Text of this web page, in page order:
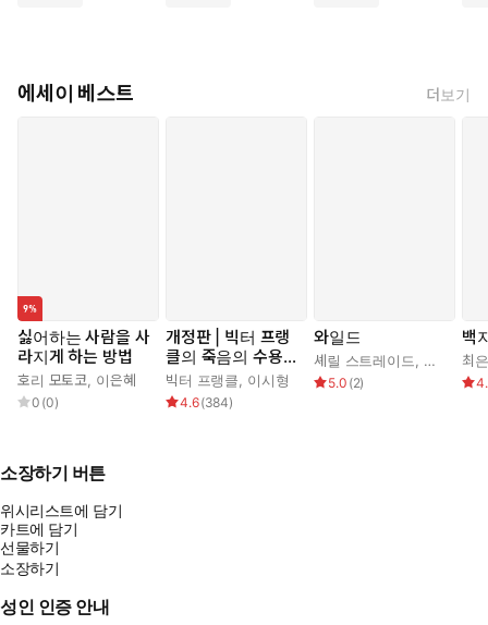
에세이 베스트 더보기
싫어하는 사람을 사
라지게 하는 방법
호리 모토코, 이은혜
0 (0)
개정판 | 빅터 프랭
클의 죽음의 수용소
에서
빅터 프랭클, 이시형
4.6(384)
와일드
셰릴 스트레이드, 우진하
5.0 (2)
백
최
소장하기 버튼
위시리스트에 담기
카트에 담기
선물하기
소장하기
성인 인증 안내